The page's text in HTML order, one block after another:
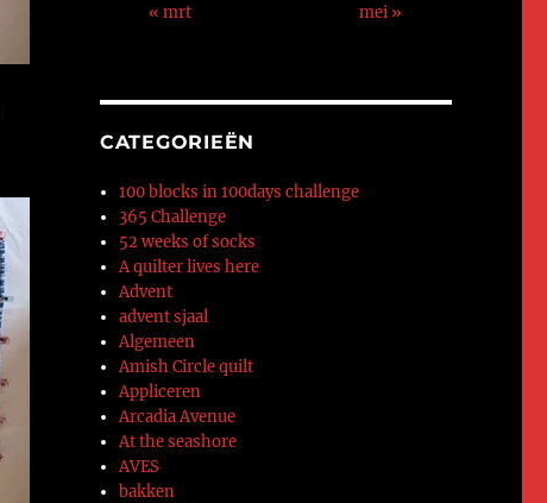
« mrt mei »
CATEGORIEËN
100 blocks in 100days challenge
365 Challenge
52 weeks of socks
A quilter lives here
Advent
advent sjaal
Algemeen
Amish Circle quilt
Appliceren
Arcadia Avenue
At the seashore
AVES
bakken